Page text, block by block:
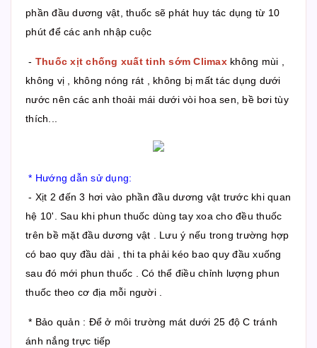
phần đầu dương vật, thuốc sẽ phát huy tác dụng từ 10
phút để các anh nhập cuộc
- Thuốc xịt chống xuất tinh sớm Climaxkhông mùi ,
không vị , không nóng rát , không bị mất tác dụng dưới
nước nên các anh thoải mái dưới vòi hoa sen, bề bơi tùy
thích...
* Hướng dẫn sử dụng:
- Xịt 2 đến 3 hơi vào phần đầu dương vật trước khi quan
hệ 10'. Sau khi phun thuốc dùng tay xoa cho đều thuốc
trên bề mặt đầu dương vật . Lưu ý nếu trong trường hợp
có bao quy đầu dài , thi ta phải kéo bao quy đầu xuống
sau đó mới phun thuốc . Có thể điều chỉnh lượng phun
thuốc theo cơ địa mỗi người .
* Bảo quản : Để ở môi trường mát dưới 25 độ C tránh
ánh nắng trực tiếp